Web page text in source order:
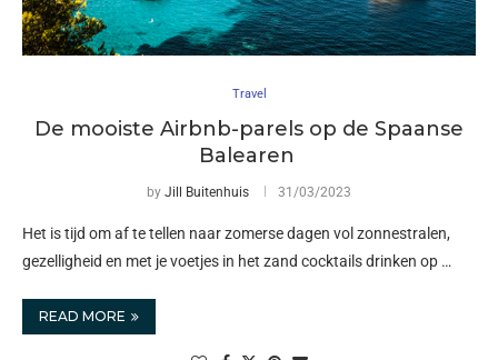
Travel
De mooiste Airbnb-parels op de Spaanse
Balearen
by Jill Buitenhuis 31/03/2023
Het is tijd om af te tellen naar zomerse dagen vol zonnestralen,
gezelligheid en met je voetjes in het zand cocktails drinken op …
READ MORE